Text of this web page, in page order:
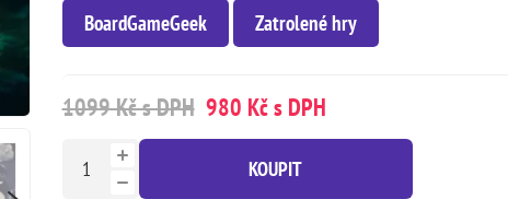
BoardGameGeek Zatrolené hry
1099 Kč s DPH 980 Kč s DPH
KOUPIT